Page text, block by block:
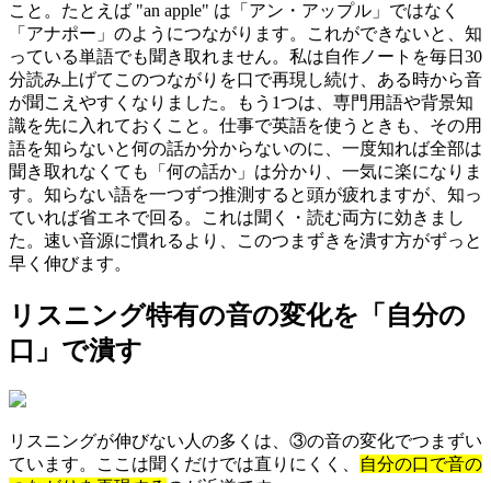
こと。たとえば "an apple" は「アン・アップル」ではなく
「アナポー」のようにつながります。これができないと、知
っている単語でも聞き取れません。私は自作ノートを毎日30
分読み上げてこのつながりを口で再現し続け、ある時から音
が聞こえやすくなりました。
もう1つは、専門用語や背景知
識を先に入れておくこと。仕事で英語を使うときも、その用
語を知らないと何の話か分からないのに、一度知れば全部は
聞き取れなくても「何の話か」は分かり、一気に楽になりま
す。知らない語を一つずつ推測すると頭が疲れますが、知っ
ていれば省エネで回る。これは聞く・読む両方に効きまし
た。速い音源に慣れるより、このつまずきを潰す方がずっと
早く伸びます。
リスニング特有の音の変化を「自分の
口」で潰す
リスニングが伸びない人の多くは、③の音の変化でつまずい
ています。ここは聞くだけでは直りにくく、
自分の口で音の